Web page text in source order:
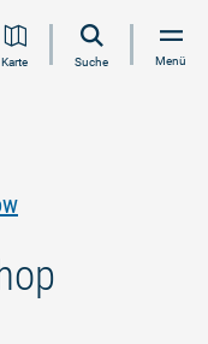
Karte Suche Menü